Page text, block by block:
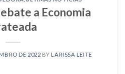
a Economia
DE 2022 BY LARISSA LEITE